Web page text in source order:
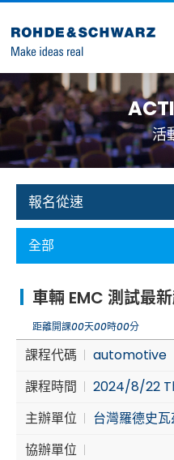
Activities
Contact Us
Member
Calendar
Member Login
Aerospace |
Broadcast and Media
Cybersecurity
活
報名從速
全部
車輛 EMC 測試最
距離開課00天00時00分
課程代碼
automotive
課程時間
2024/8/22
主辦單位
台灣羅德史瓦
協辦單位